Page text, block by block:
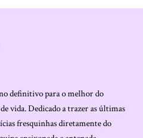
definitivo para o melhor do
vida. Dedicado a trazer as últimas
fresquinhas diretamente do